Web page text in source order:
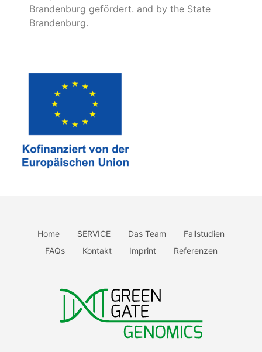
Brandenburg gefördert. and by the State
Brandenburg.
Home SERVICE Das Team
Fallstudien
FAQs
Kontakt Imprint Referenzen